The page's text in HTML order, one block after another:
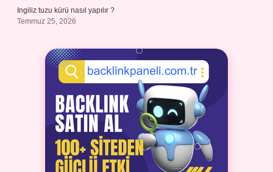
Ingiliz tuzu kürü nasıl yapılır ?
Temmuz 25, 2026